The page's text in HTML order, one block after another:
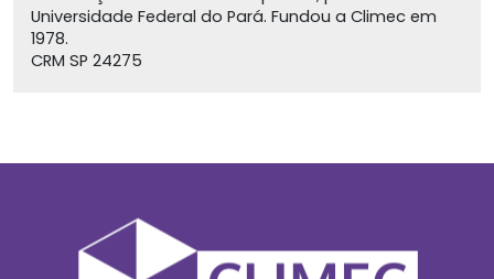
Universidade Federal do Pará. Fundou a Climec em
1978.
CRM SP 24275